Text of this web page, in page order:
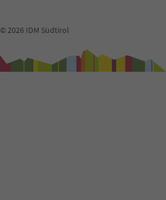
© 2026 IDM Südtirol